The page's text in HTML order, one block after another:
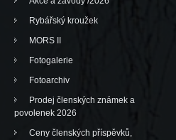
Rybářský kroužek
MORS II
Fotogalerie
Fotoarchiv
Prodej členských známek a
povolenek 2026
Ceny členských příspěvků,